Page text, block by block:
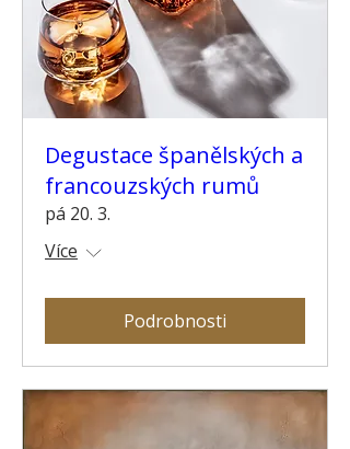
Degustace španělských a
francouzských rumů
pá 20. 3.
Více
Podrobnosti